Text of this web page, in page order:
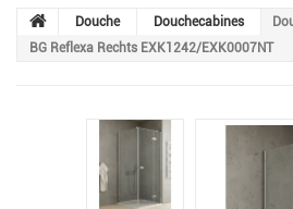
Douche Douchecabines
BG Reflexa Rechts EXK1242/EXK0007NT